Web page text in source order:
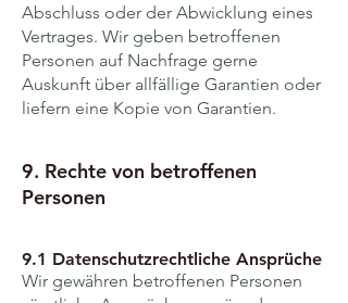
Abschluss oder der Abwicklung eines
Vertrages. Wir geben betroffenen
Personen auf Nachfrage gerne
Auskunft über allfällige Garantien oder
liefern eine Kopie von Garantien.
9. Rechte von betroffenen
Personen
9.1 Daten­schutz­rechtliche Ansprüche
Wir gewähren betroffenen Personen